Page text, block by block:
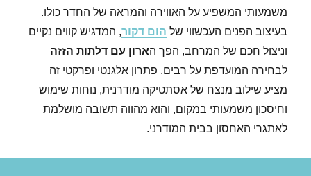
משמעותי המשפיע על האווירה והמראה של החדר כולו.
בעיצוב הפנים העכשווי של הום דקור, המדגיש קווים נקיים
וניצול חכם של המרחב, הפך הארון עם דלתות הזזה
לבחירה המועדפת על רבים. פתרון אלגנטי ופרקטי זה
מציע שילוב מנצח של אסתטיקה מודרנית, נוחות שימוש
וחיסכון משמעותי במקום, והוא מהווה תשובה מושלמת
לאתגרי האחסון בבית המודרני.